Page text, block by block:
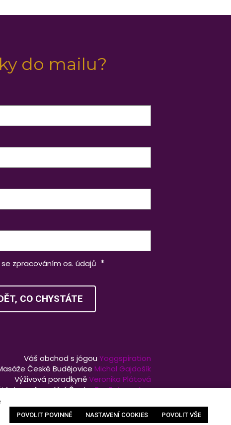
do mailu?
zpracováním os. údajů *
CO CHYSTÁTE
Váš obchod s jógou Yoggspiration
České Budějovice Michal Gajdošík
Výživová poradkyněVeronika Plátová
fotograf pro jižní ČechyTvujFotograf.cz
Vytvořildk, web pohánísolidpixels.
POVOLIT POVINNÉ NASTAVENÍ COOKIES POVOLIT VŠE